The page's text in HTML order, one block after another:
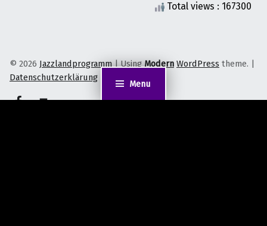
Menu
Total views : 167300
© 2026 Jazzlandprogramm | UsingModern WordPress theme. |
Datenschutzerklärung
on faceook